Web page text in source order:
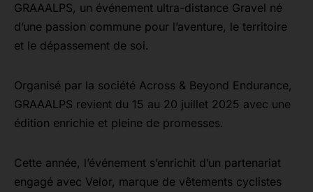
GRAAALPS, un événement ultra-distance Gravel né
d’une passion commune pour l’aventure, le territoire
et le dépassement de soi.
Organisé par la société Across & Beyond Endurance,
GRAAALPS revient du 15 au 20 juillet 2025 avec une
édition enrichie et pleine de promesses.
Cette année, l’événement s’enrichit d’un partenariat
engagé avec Velor, marque de vêtements cyclistes